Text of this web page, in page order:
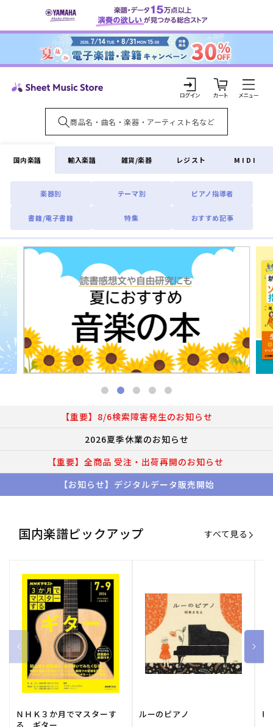
ンツに
ロ
グ
イ
ン
カ
ー
ト
国内楽譜
楽器別 テーマ別 ピアノ指導者
書籍/電子書籍 特集 おすすめ記事
輸入楽譜 雑貨/楽器 レジスト MIDI
【重要】8/6検索障害発生のお知らせ
2026夏季休業のお知らせ
【重要】全商品 受注・出荷再開のお知らせ
【お知らせ】デジタルデータ販売開始
国内楽譜ピックアップ すべて見る
ＮＨＫ３か月でマスターす
ルーのピアノ ピ